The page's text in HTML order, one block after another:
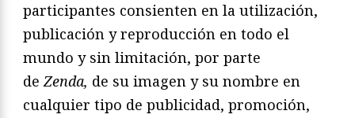
participantes consienten en la utilización,
publicación y reproducción en todo el
mundo y sin limitación, por parte
deZenda, de su imagen y su nombre en
cualquier tipo de publicidad, promoción,